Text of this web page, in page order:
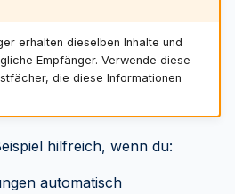
erhalten dieselben Inhalte und
Empfänger. Verwende diese
die diese Informationen
hilfreich, wenn du:
automatisch